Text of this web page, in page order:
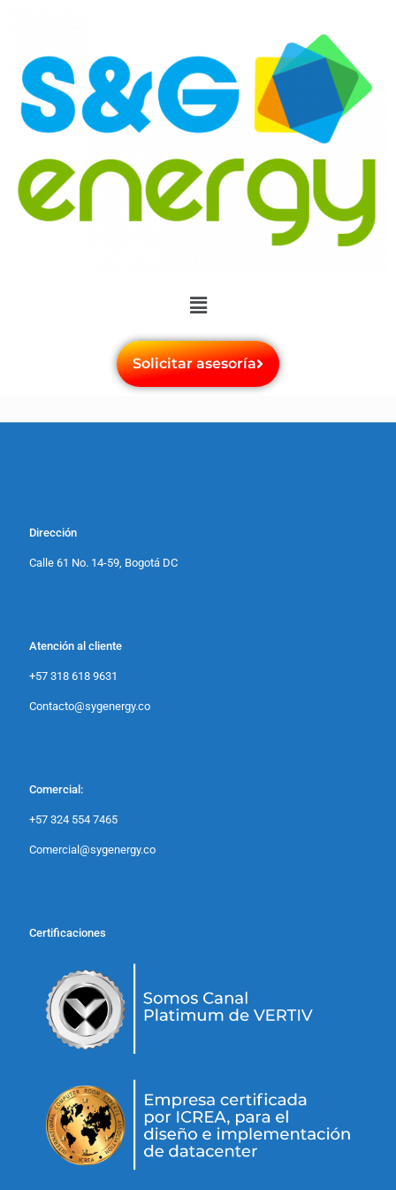
Solicitar asesoría
Dirección
Calle 61 No. 14-59, Bogotá DC
Atención al cliente
+57 318 618 9631
Contacto@sygenergy.co
Comercial:
+57 324 554 7465
Comercial@sygenergy.co
Certificaciones